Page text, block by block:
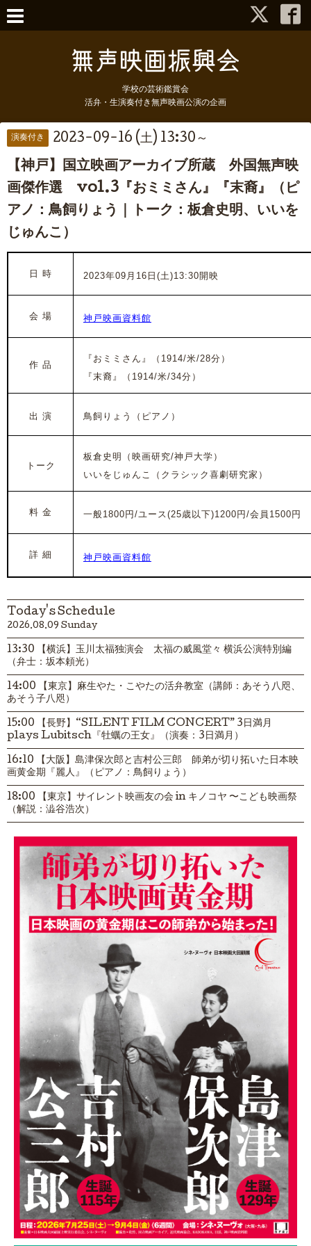
学校の芸術鑑賞会
活弁・生演奏付き無声映画公演の企画
演奏付き 2023-09-16 (土) 13:30～
【神戸】国立映画アーカイブ所蔵 外国無声映
画傑作選 vol.3『おミミさん』『末裔』（ピ
アノ：鳥飼りょう｜トーク：板倉史明、いいを
じゅんこ）
日 時 2023年09月16日(土)13:30開映
会 場 神戸映画資料館
作 品
『おミミさん』（1914/米/28分）
『末裔』（1914/米/34分）
出 演 鳥飼りょう（ピアノ）
トーク
板倉史明（映画研究/神戸大学）
いいをじゅんこ（クラシック喜劇研究家）
料 金 一般1800円/ユース(25歳以下)1200円/会員1500円
詳 細 神戸映画資料館
Today's Schedule
2026.08.09 Sunday
13:30 【横浜】玉川太福独演会 太福の威風堂々 横浜公演特別編
（弁士：坂本頼光）
14:00 【東京】麻生やた・こやたの活弁教室（講師：あそう八咫、
あそう子八咫）
15:00 【長野】“SILENT FILM CONCERT” 3日満月
plays Lubitsch『牡蠣の王女』（演奏：3日満月）
16:10 【大阪】島津保次郎と吉村公三郎 師弟が切り拓いた日本映
画黄金期『麗人』（ピアノ：鳥飼りょう）
18:00 【東京】サイレント映画友の会 in キノコヤ 〜こども映画祭
（解説：澁谷浩次）